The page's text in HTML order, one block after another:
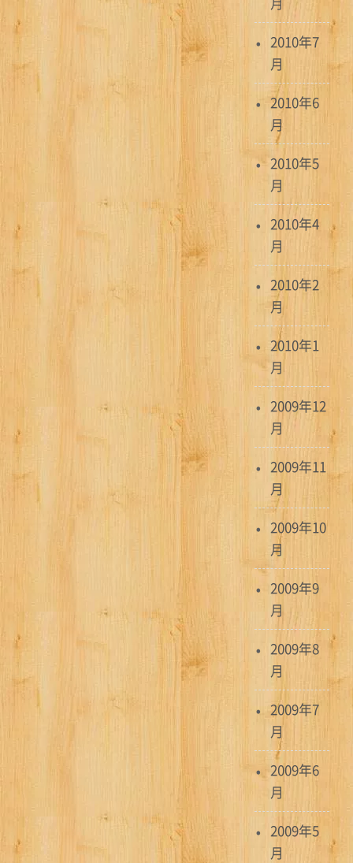
2010年7
月
2010年6
月
2010年5
月
2010年4
月
2010年2
月
2010年1
月
2009年12
月
2009年11
月
2009年10
月
2009年9
月
2009年8
月
2009年7
月
2009年6
月
2009年5
月